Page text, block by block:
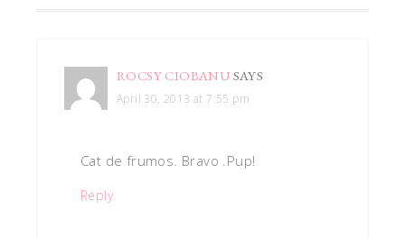
ROCSY CIOBANU SAYS
April 30, 2013 at 7:55 pm
Cat de frumos. Bravo .Pup!
Reply